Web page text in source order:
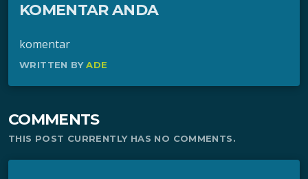
KOMENTAR ANDA
komentar
WRITTEN BYADE
COMMENTS
THIS POST CURRENTLY HAS NO COMMENTS.